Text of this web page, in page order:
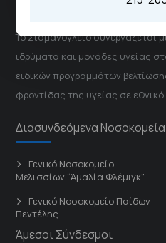
ΓΝΑ Νοσοκομείο
Το Σισμανόγλειο συνεργάζεται
ιδρύματα και μονάδες υγείας
ειδικών προγραμμάτων
φροντίδας της υγείας σε
Διασυνδεόμενα Νοσοκομεία
Γενικό Νοσοκομείο
Μελισσίων “Άμαλία Φλέμιγκ”
Γενικό Νοσοκομείο Παίδων
Πεντέλης
Άμεσοι Σύνδεσμοι